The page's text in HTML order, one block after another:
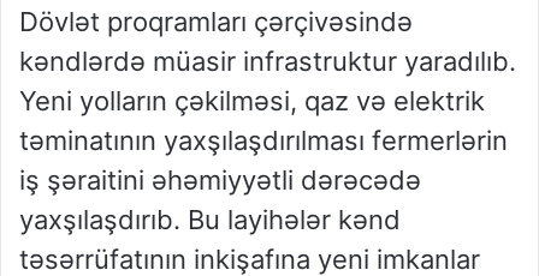
Dövlət proqramları çərçivəsində
kəndlərdə müasir infrastruktur yaradılıb.
Yeni yolların çəkilməsi, qaz və elektrik
təminatının yaxşılaşdırılması fermerlərin
iş şəraitini əhəmiyyətli dərəcədə
yaxşılaşdırıb. Bu layihələr kənd
təsərrüfatının inkişafına yeni imkanlar